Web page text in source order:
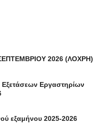
2026 (ΛΟΧΡΗ)
Εργαστηρίων
εξαμήνου 2025-2026